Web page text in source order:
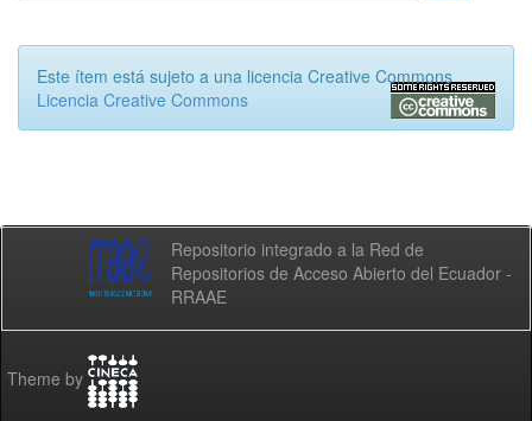
Este ítem está sujeto a una licencia Creative Commons
Licencia Creative Commons
Repositorio integrado a la Red de
Repositorios de Acceso Abierto del Ecuador -
RRAAE
Theme by